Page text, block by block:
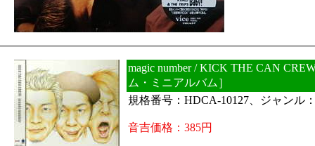
magic number / KICK THE CAN
ム・ミニアルバム］
規格番号：HDCA-10127、ジャンル
音吉価格：385円